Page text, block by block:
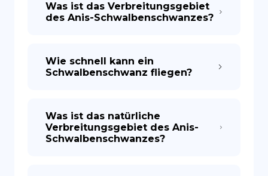
Was ist das Verbreitungsgebiet
des Anis-Schwalbenschwanzes?
Wie schnell kann ein
Schwalbenschwanz fliegen?
Was ist das natürliche
Verbreitungsgebiet des Anis-
Schwalbenschwanzes?